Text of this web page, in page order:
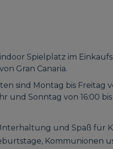
Spielplatz im
Gran Canaria.
sind Montag bis Freitag
und Sonntag von 16:00
und Spaß für
Kommunionen